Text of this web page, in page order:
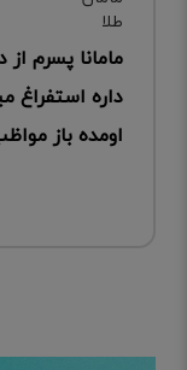
مامانا پسرم
داره استفراغ
اومده باز